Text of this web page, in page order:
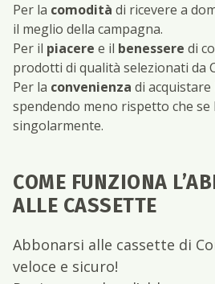
Per la comodità di ricevere a
il meglio della campagna.
Per il piacere e il benessere di
prodotti di qualità selezionati da
Per la convenienza di acquistare
spendendo meno rispetto che se
singolarmente.
COME FUNZIONA
ALLE CASSETTE
Abbonarsi alle cassette di
veloce e sicuro!